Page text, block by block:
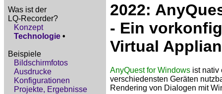
Was ist der
LQ-Recorder?
Konzept
Technologie •
Beispiele
Bildschirmfotos
Ausdrucke
Konfigurationen
Projekte, Ergebnisse
2022:
- Ein
Virtual
AnyQuest for Windows ist nativ
verschiedensten Geräten
Rendering von Dialogen mit